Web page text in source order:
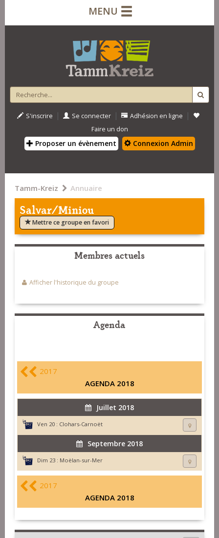
MENU
S'inscrire | Se connecter | Adhésion en ligne |
Faire un don
Proposer un évènement Connexion Admin
Tamm-Kreiz Annuaire
Salvar/Miniou
Mettre ce groupe en favori
Membres actuels
Afficher l'historique du groupe
Agenda
2017
AGENDA 2018
Juillet 2018
Ven 20 : Clohars-Carnoët
Septembre 2018
Dim 23 : Moëlan-sur-Mer
2017
AGENDA 2018